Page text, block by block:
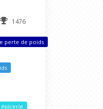
1476
perte de poids